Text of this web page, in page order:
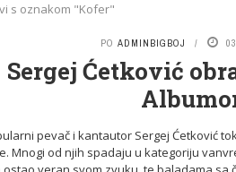
s oznakom "Kofer"
PO ADMINBIGBOJ
Sergej Ćetković
pevač i kantautor Sergej Ćetković
Mnogi od njih spadaju u kategoriju